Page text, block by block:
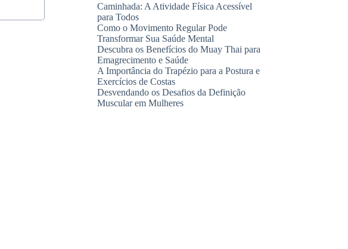
Caminhada: A Atividade Física Acessível
para Todos
Como o Movimento Regular Pode
Transformar Sua Saúde Mental
Descubra os Benefícios do Muay Thai para
Emagrecimento e Saúde
A Importância do Trapézio para a Postura e
Exercícios de Costas
Desvendando os Desafios da Definição
Muscular em Mulheres